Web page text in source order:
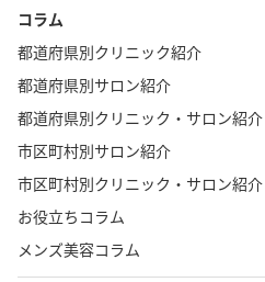
コラム
都道府県別クリニック紹介
都道府県別サロン紹介
都道府県別クリニック・サロン紹介
市区町村別サロン紹介
市区町村別クリニック・サロン紹介
お役立ちコラム
メンズ美容コラム